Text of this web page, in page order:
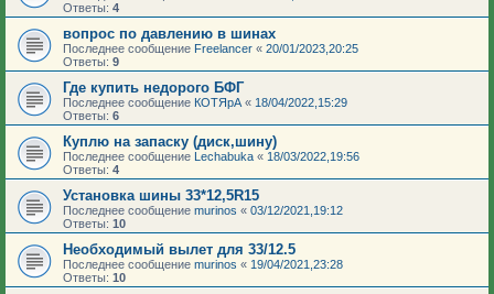
Ответы: 4
вопрос по давлению в шинах
Последнее сообщение Freelancer « 20/01/2023,20:25
Ответы: 9
Где купить недорого БФГ
Последнее сообщение КОТЯрА « 18/04/2022,15:29
Ответы: 6
Куплю на запаску (диск,шину)
Последнее сообщение Lechabuka « 18/03/2022,19:56
Ответы: 4
Установка шины 33*12,5R15
Последнее сообщение murinos « 03/12/2021,19:12
Ответы: 10
Необходимый вылет для 33/12.5
Последнее сообщение murinos « 19/04/2021,23:28
Ответы: 10